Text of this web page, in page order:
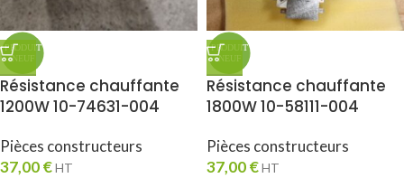
Résistance chauffante
1200W 10-74631-004
Pièces constructeurs
37,00€HT
Résistance chauffante
1800W 10-58111-004
Pièces constructeurs
37,00€HT